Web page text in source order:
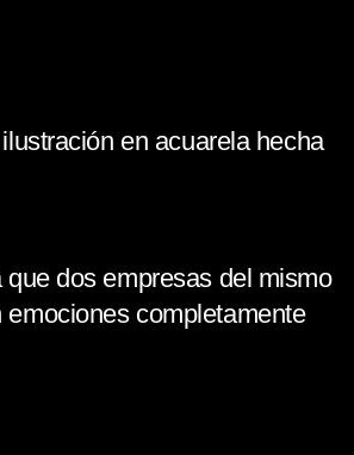
en acuarela hecha
que dos empresas del mismo
emociones completamente